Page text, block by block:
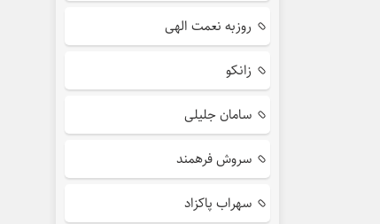
روزبه نعمت الهی
زانکو
سامان جلیلی
سروش فرهمند
سهراب پاکزاد